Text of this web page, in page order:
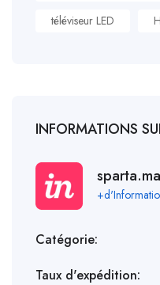
téléviseur LED
INFORMATIONS
sparta.ma
Catégorie:
Taux d'expédition: